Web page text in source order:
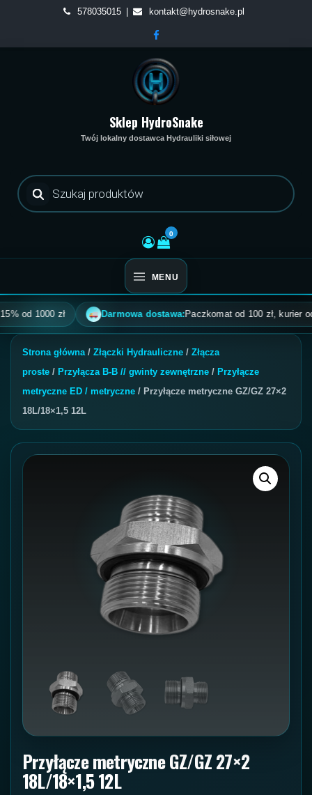
content
578035015 kontakt@hydrosnake.pl
Sklep HydroSnake
Twój lokalny dostawca Hydrauliki siłowej
Wyszukiwarka
produktów
0
MENU
1000 zł Darmowa dostawa:Paczkomat od 100 zł, kurier od 200
Strona główna/ Złączki Hydrauliczne / Złącza
proste / Przyłącza B-B // gwinty zewnętrzne / Przyłącze
metryczne ED / metryczne / Przyłącze metryczne GZ/GZ 27×2
18L/18×1,5 12L
Przyłącze metryczne GZ/GZ 27×2
18L/18×1,5 12L